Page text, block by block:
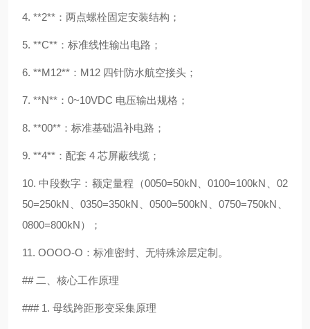
4. **2**：两点螺栓固定安装结构；
5. **C**：标准线性输出电路；
6. **M12**：M12 四针防水航空接头；
7. **N**：0~10VDC 电压输出规格；
8. **00**：标准基础温补电路；
9. **4**：配套 4 芯屏蔽线缆；
10. 中段数字：额定量程（0050=50kN、0100=100kN、02
50=250kN、0350=350kN、0500=500kN、0750=750kN、
0800=800kN）；
11. OOOO-O：标准密封、无特殊涂层定制。
## 二、核心工作原理
### 1. 母线跨距形变采集原理